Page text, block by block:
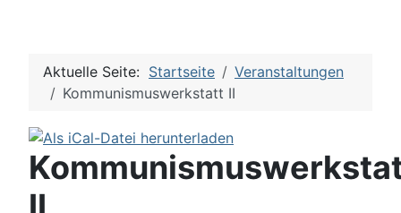
Aktuelle Seite: Startseite
Veranstaltungen
Kommunismuswerkstatt II